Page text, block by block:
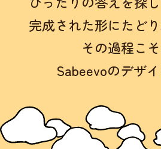
完成された形にたどり
その過程こそ
Sabeevoのデザイ